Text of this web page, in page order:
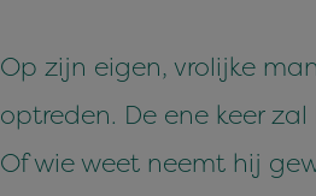
Op zijn eigen, vrolijke
optreden. De ene keer
Of wie weet neemt hij